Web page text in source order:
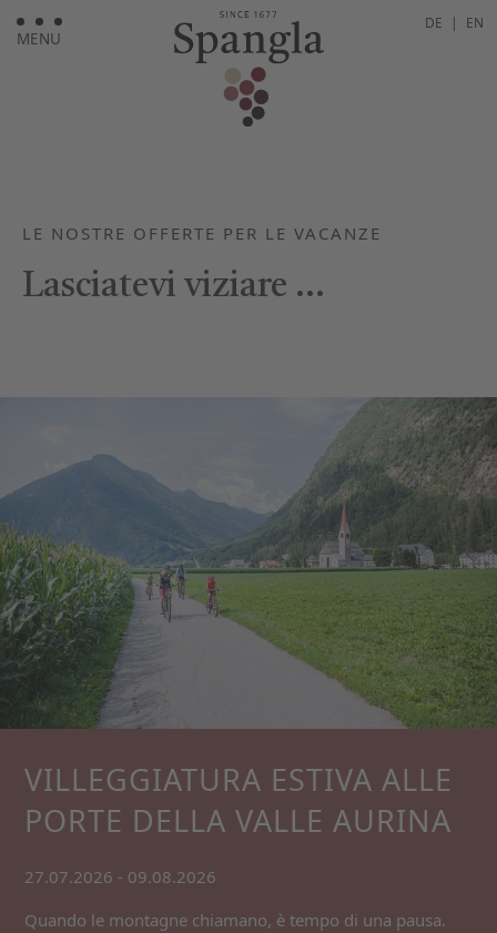
DE | EN
MENU
LE NOSTRE OFFERTE PER LE VACANZE
Lasciatevi viziare …
VILLEGGIATURA ESTIVA ALLE
PORTE DELLA VALLE AURINA
27.07.2026 - 09.08.2026
Quando le montagne chiamano, è tempo di una pausa.